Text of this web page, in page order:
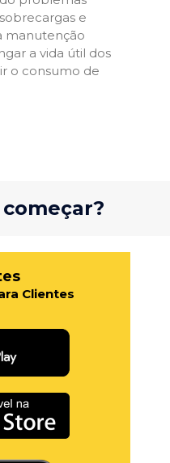
e
manutenção
a vida útil dos
o consumo de
Clientes